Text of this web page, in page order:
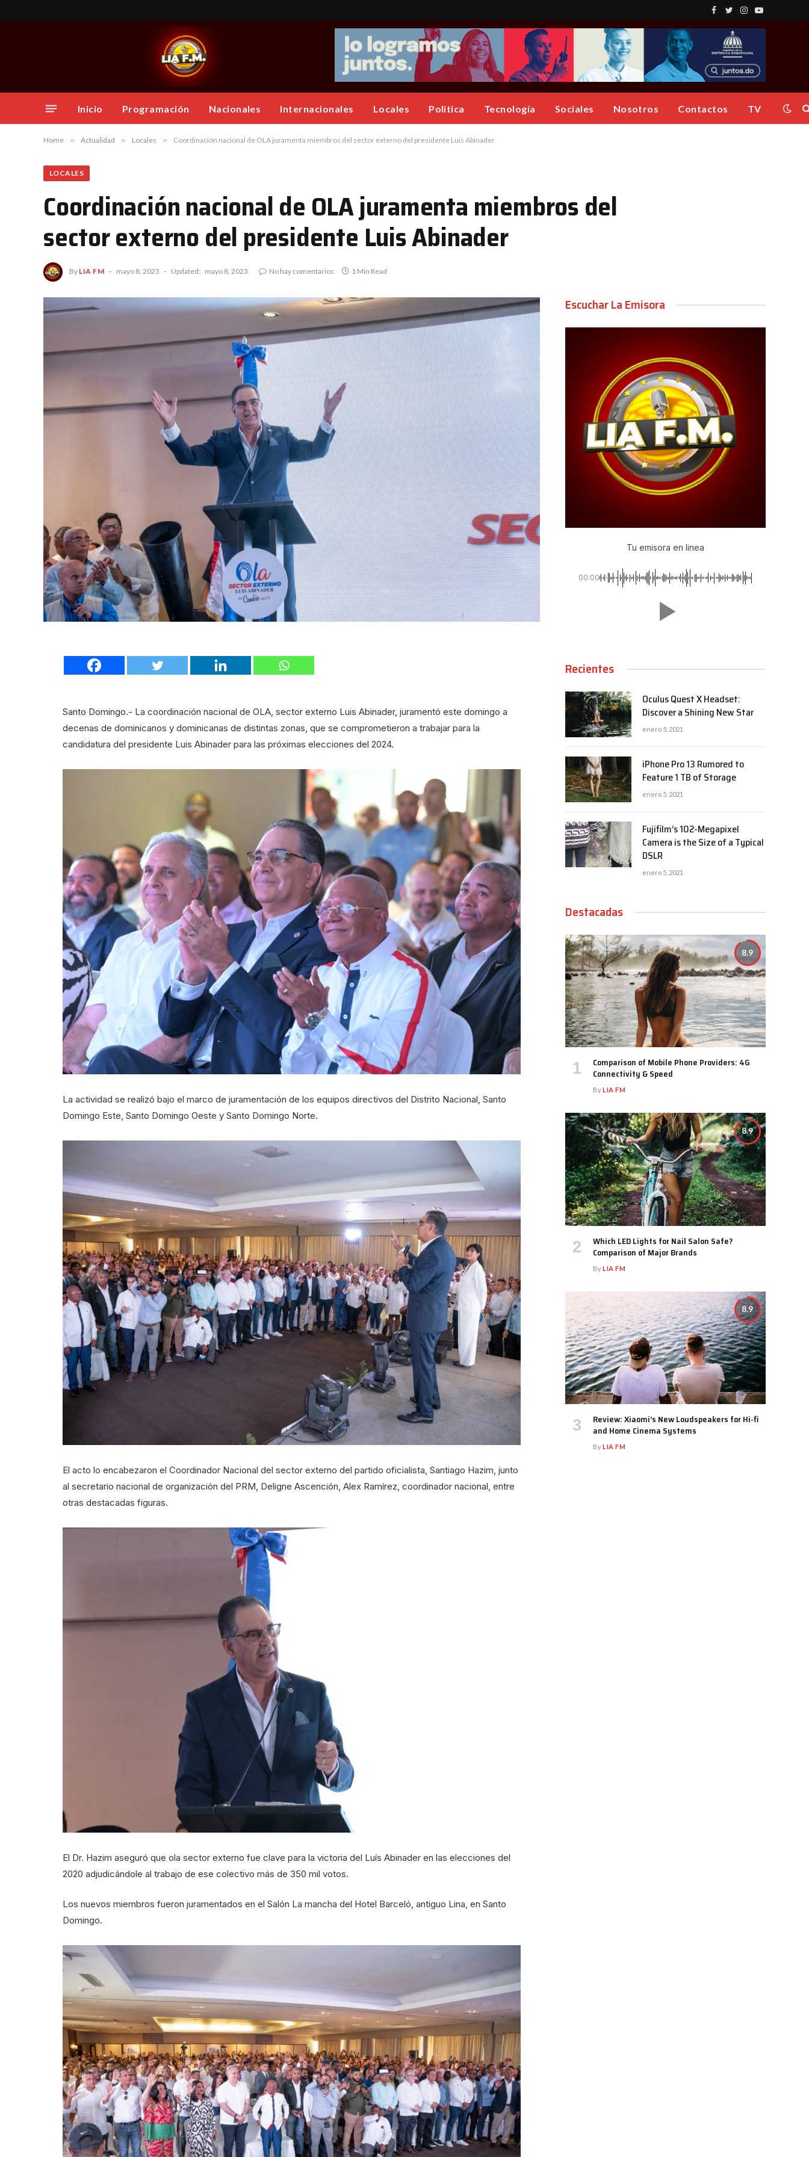
Facebook
TwitterInstagram
YouTube
Inicio Programación Nacionales Internacionales Locales Politica Tecnología Sociales Nosotros Contactos TV
Home » Actualidad » Locales » Coordinación nacional de OLA juramenta miembros del sector externo del presidente Luis Abinader
LOCALES
Coordinación nacional de OLA juramenta miembros del
sector externo del presidente Luis Abinader
By LIA FM mayo 8, 2023 Updated: mayo 8, 2023 No hay comentarios 1 Min Read
Santo Domingo.- La coordinación nacional de OLA, sector externo Luis Abinader, juramentó este domingo a
decenas de dominicanos y dominicanas de distintas zonas, que se comprometieron a trabajar para la
candidatura del presidente Luis Abinader para las próximas elecciones del 2024.
La actividad se realizó bajo el marco de juramentación de los equipos directivos del Distrito Nacional, Santo
Domingo Este, Santo Domingo Oeste y Santo Domingo Norte.
El acto lo encabezaron el Coordinador Nacional del sector externo del partido oficialista, Santiago Hazim, junto
al secretario nacional de organización del PRM, Deligne Ascención, Alex Ramírez, coordinador nacional, entre
otras destacadas figuras.
El Dr. Hazim aseguró que ola sector externo fue clave para la victoria del Luís Abinader en las elecciones del
2020 adjudicándole al trabajo de ese colectivo más de 350 mil votos.
Los nuevos miembros fueron juramentados en el Salón La mancha del Hotel Barceló, antiguo Lina, en Santo
Domingo.
Escuchar La Emisora
Tu emisora en linea
00:00
Recientes
Oculus Quest X Headset:
Discover a Shining New Star
enero 5, 2021
iPhone Pro 13 Rumored to
Feature 1 TB of Storage
enero 5, 2021
Fujifilm’s 102-Megapixel
Camera is the Size of a Typical
DSLR
enero 5, 2021
Destacadas
8.9
Comparison of Mobile Phone Providers: 4G
Connectivity & Speed
ByLIA FM
8.9
Which LED Lights for Nail Salon Safe?
Comparison of Major Brands
ByLIA FM
8.9
Review: Xiaomi’s New Loudspeakers for Hi-fi
and Home Cinema Systems
ByLIA FM